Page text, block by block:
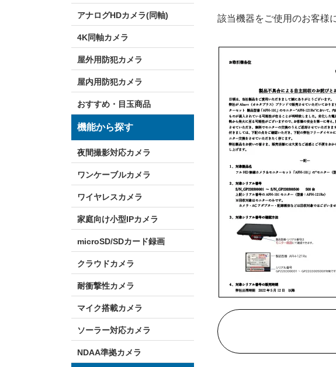
アナログHDカメラ(同軸)
4K同軸カメラ
屋外用防犯カメラ
屋内用防犯カメラ
おすすめ・目玉商品
機能から探す
夜間撮影対応カメラ
ワンケーブルカメラ
ワイヤレスカメラ
家庭向け小型IPカメラ
microSD/SDカード録画
クラウドカメラ
耐衝撃性カメラ
マイク搭載カメラ
ソーラー対応カメラ
NDAA準拠カメラ
該当機器をご使用のお客様